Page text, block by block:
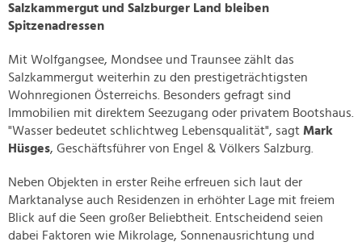
Salzkammergut und Salzburger Land bleiben
Spitzenadressen
Mit Wolfgangsee, Mondsee und Traunsee zählt das
Salzkammergut weiterhin zu den prestigeträchtigsten
Wohnregionen Österreichs. Besonders gefragt sind
Immobilien mit direktem Seezugang oder privatem Bootshaus.
"Wasser bedeutet schlichtweg Lebensqualität", sagt Mark
Hüsges, Geschäftsführer von Engel & Völkers Salzburg.
Neben Objekten in erster Reihe erfreuen sich laut der
Marktanalyse auch Residenzen in erhöhter Lage mit freiem
Blick auf die Seen großer Beliebtheit. Entscheidend seien
dabei Faktoren wie Mikrolage, Sonnenausrichtung und